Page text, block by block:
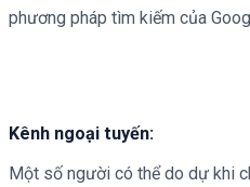
phương pháp tìm kiếm của
Kênh ngoại tuyến:
Một số người có thể do dự khi